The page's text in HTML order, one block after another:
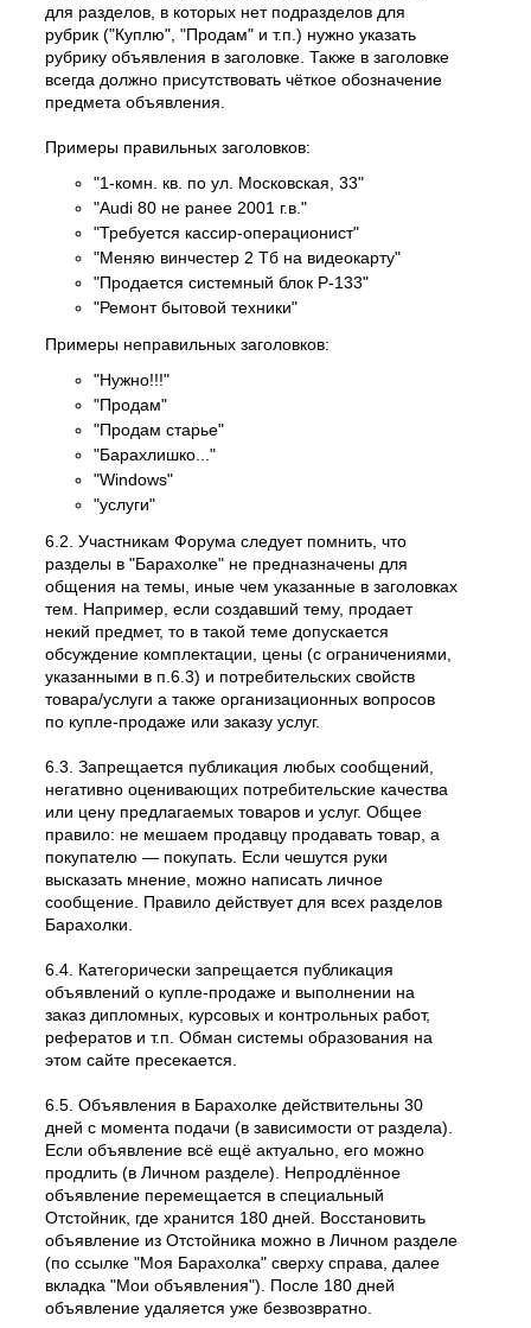
для разделов, в которых нет подразделов для
рубрик ("Куплю", "Продам" и т.п.) нужно указать
рубрику объявления в заголовке. Также в заголовке
всегда должно присутствовать чёткое обозначение
предмета объявления.
Примеры правильных заголовков:
"1-комн. кв. по ул. Московская, 33"
"Audi 80 не ранее 2001 г.в."
"Требуется кассир-операционист"
"Меняю винчестер 2 Тб на видеокарту"
"Продается системный блок P-133"
"Ремонт бытовой техники"
Примеры неправильных заголовков:
"Нужно!!!"
"Продам"
"Продам старье"
"Барахлишко..."
"Windows"
"услуги"
6.2. Участникам Форума следует помнить, что
разделы в "Барахолке" не предназначены для
общения на темы, иные чем указанные в заголовках
тем. Например, если создавший тему, продает
некий предмет, то в такой теме допускается
обсуждение комплектации, цены (с ограничениями,
указанными в п.6.3) и потребительских свойств
товара/услуги а также организационных вопросов
по купле-продаже или заказу услуг.
6.3. Запрещается публикация любых сообщений,
негативно оценивающих потребительские качества
или цену предлагаемых товаров и услуг. Общее
правило: не мешаем продавцу продавать товар, а
покупателю — покупать. Если чешутся руки
высказать мнение, можно написать личное
сообщение. Правило действует для всех разделов
Барахолки.
6.4. Категорически запрещается публикация
объявлений о купле-продаже и выполнении на
заказ дипломных, курсовых и контрольных работ,
рефератов и т.п. Обман системы образования на
этом сайте пресекается.
6.5. Объявления в Барахолке действительны 30
дней с момента подачи (в зависимости от раздела).
Если объявление всё ещё актуально, его можно
продлить (в Личном разделе). Непродлённое
объявление перемещается в специальный
Отстойник, где хранится 180 дней. Восстановить
объявление из Отстойника можно в Личном разделе
(по ссылке "Моя Барахолка" сверху справа, далее
вкладка "Мои объявления"). После 180 дней
объявление удаляется уже безвозвратно.